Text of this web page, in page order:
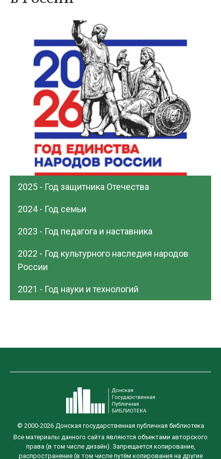
2025 - Год защитника Отечества
2024 - Год семьи
2023 - Год педагога и наставника
2022 - Год культурного наследия народов
России
2021 - Год науки и технологий
© 2000-2026 Донская государственная публичная библиотека
Все материалы данного сайта являются объектами авторского
права (в том числе дизайн). Запрещается копирование,
распространение (в том числе путём копирования на другие